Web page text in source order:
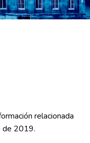
relacionada
de 2019.